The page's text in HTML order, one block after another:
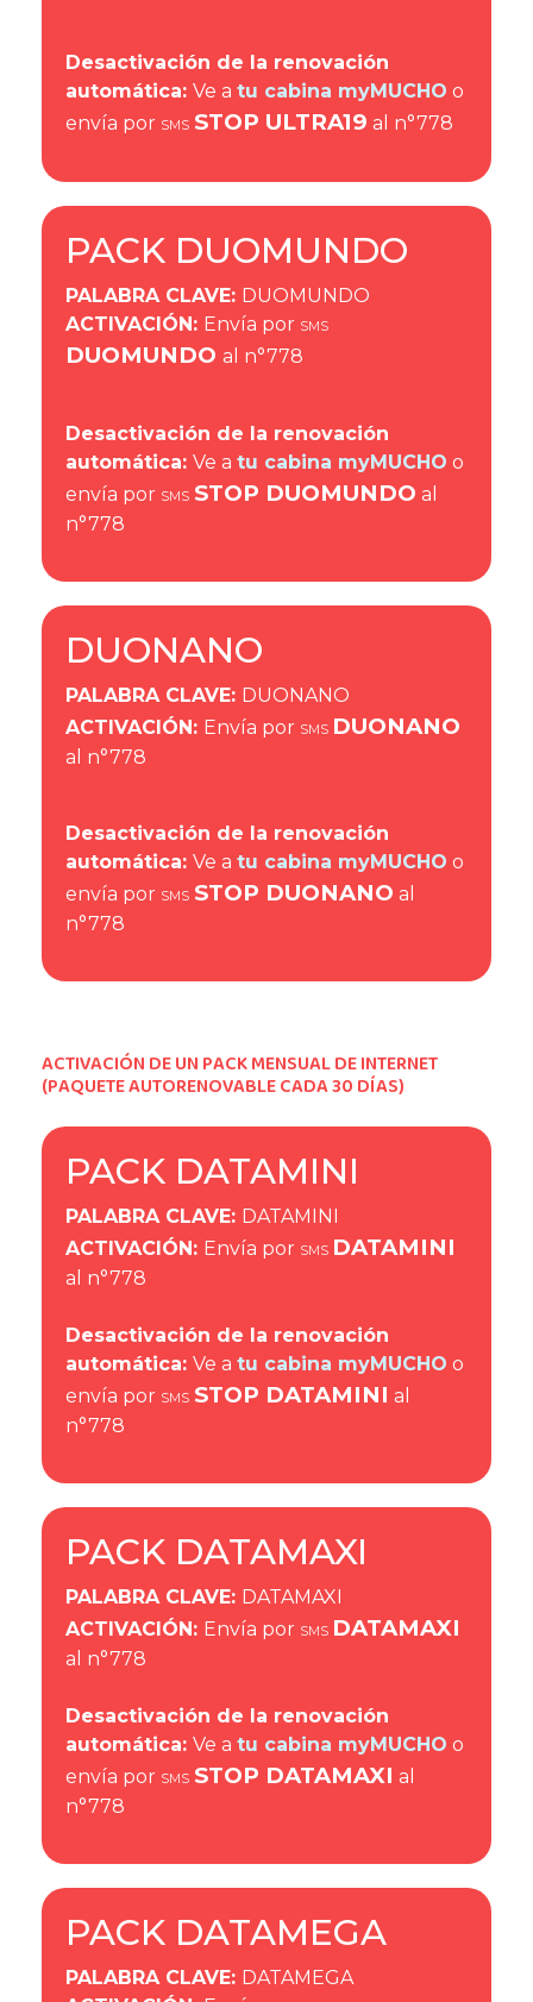
Desactivación de la renovación
automática: Ve a tu cabina myMUCHO o
envía por SMS STOP ULTRA19 al n°778
PACK DUOMUNDO
PALABRA CLAVE: DUOMUNDO
ACTIVACIÓN: Envía por SMS
DUOMUNDO al n°778
Desactivación de la renovación
automática: Ve a tu cabina myMUCHO o
envía por SMS STOP DUOMUNDO al
n°778
DUONANO
PALABRA CLAVE: DUONANO
ACTIVACIÓN: Envía por SMS DUONANO
al n°778
Desactivación de la renovación
automática: Ve a tu cabina myMUCHO o
envía por SMS STOP DUONANO al
n°778
ACTIVACIÓN DE UN PACK MENSUAL DE INTERNET
(PAQUETE AUTORENOVABLE CADA 30 DÍAS)
PACK DATAMINI
PALABRA CLAVE: DATAMINI
ACTIVACIÓN: Envía por SMS DATAMINI
al n°778
Desactivación de la renovación
automática: Ve a tu cabina myMUCHO o
envía por SMS STOP DATAMINI al
n°778
PACK DATAMAXI
PALABRA CLAVE: DATAMAXI
ACTIVACIÓN: Envía por SMS DATAMAXI
al n°778
Desactivación de la renovación
automática: Ve a tu cabina myMUCHO o
envía por SMS STOP DATAMAXI al
n°778
PACK DATAMEGA
PALABRA CLAVE: DATAMEGA